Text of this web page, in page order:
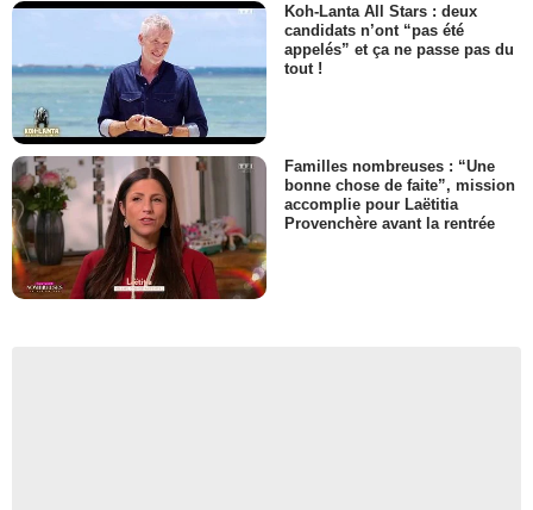
Koh-Lanta All Stars : deux
candidats n’ont “pas été
appelés” et ça ne passe pas du
tout !
Familles nombreuses : “Une
bonne chose de faite”, mission
accomplie pour Laëtitia
Provenchère avant la rentrée